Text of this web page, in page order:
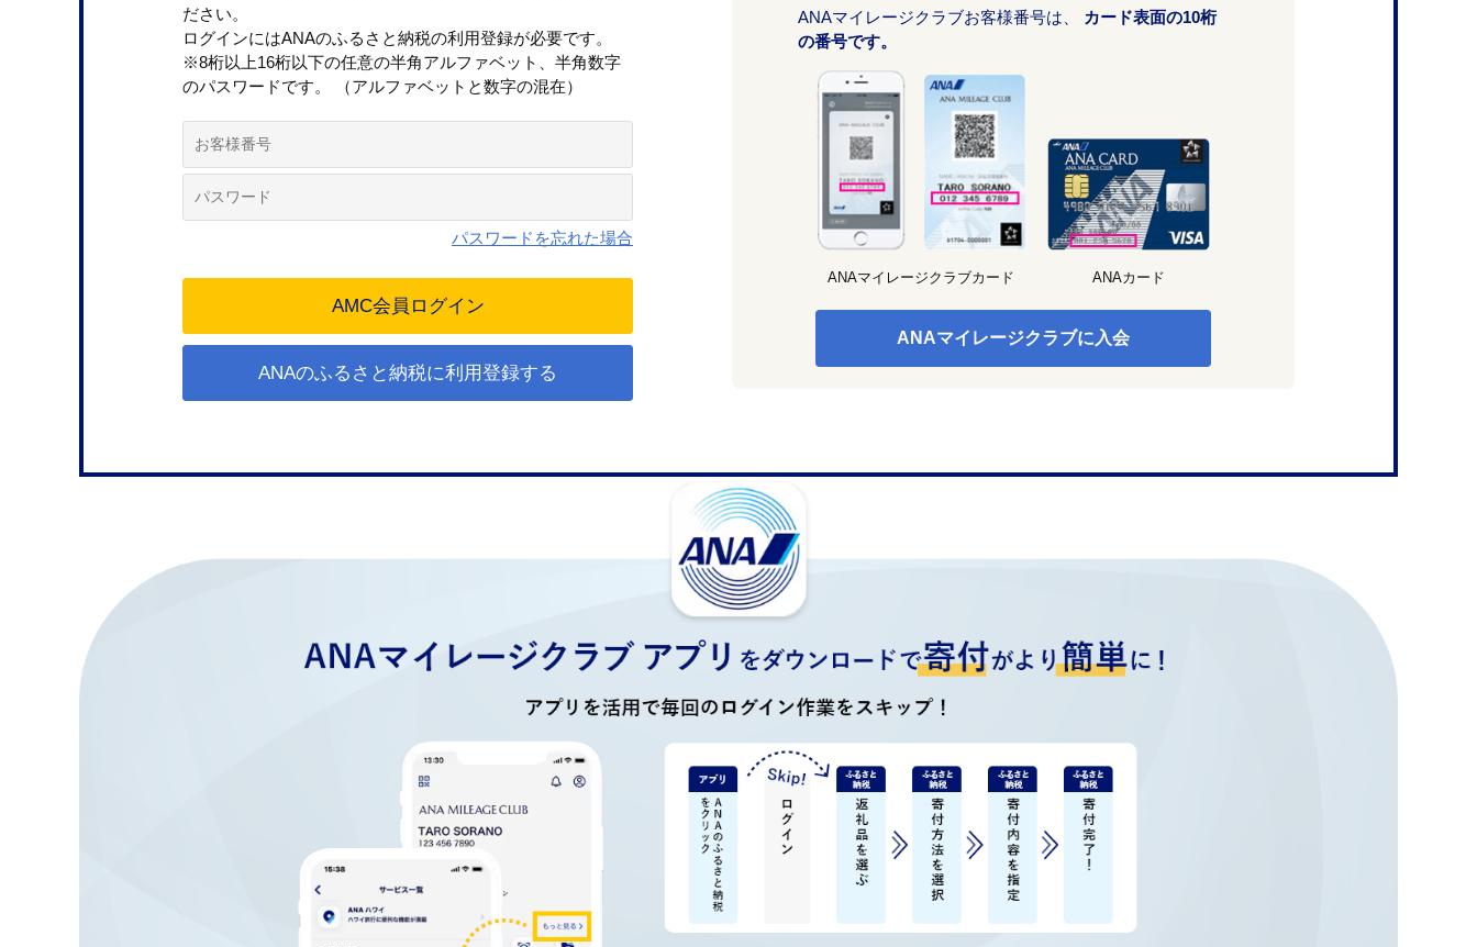
ださい。
ログインにはANAのふるさと納税の利用登録が必要です。
※8桁以上16桁以下の任意の半角アルファベット、半角数字
のパスワードです。 （アルファベットと数字の混在）
パスワードを忘れた場合
ANAのふるさと納税に利用登録する
ANAマイレージクラブお客様番号は、
カード表面の10桁
の番号です。
ANAマイレージクラブカード ANAカード
ANAマイレージクラブに入会